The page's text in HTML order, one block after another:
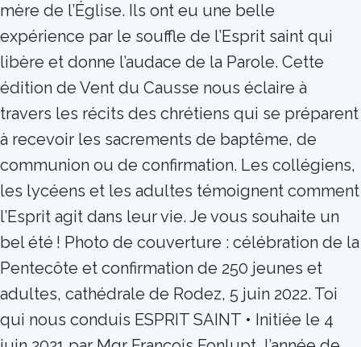
mère de l’Église. Ils ont eu une belle
expérience par le souffle de l’Esprit saint qui
libère et donne l’audace de la Parole. Cette
édition de Vent du Causse nous éclaire à
travers les récits des chrétiens qui se préparent
à recevoir les sacrements de baptême, de
communion ou de confirmation. Les collégiens,
les lycéens et les adultes témoignent comment
l’Esprit agit dans leur vie. Je vous souhaite un
bel été ! Photo de couverture : célébration de la
Pentecôte et confirmation de 250 jeunes et
adultes, cathédrale de Rodez, 5 juin 2022. Toi
qui nous conduis ESPRIT SAINT • Initiée le 4